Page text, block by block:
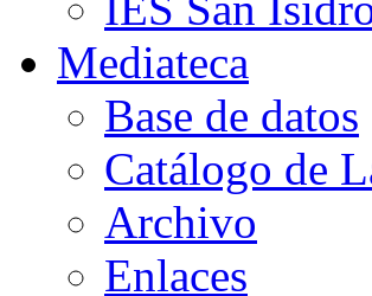
Mediateca
Base de datos
Catálogo de
Archivo
Enlaces